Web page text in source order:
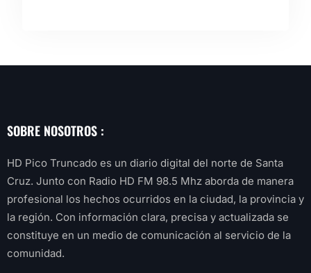
SOBRE NOSOTROS :
HD Pico Truncado es un diario digital del norte de Santa
Cruz. Junto con Radio HD FM 98.5 Mhz aborda de manera
profesional los hechos ocurridos en la ciudad, la provincia y
la región. Con información clara, precisa y actualizada se
constituye en un medio de comunicación al servicio de la
comunidad.